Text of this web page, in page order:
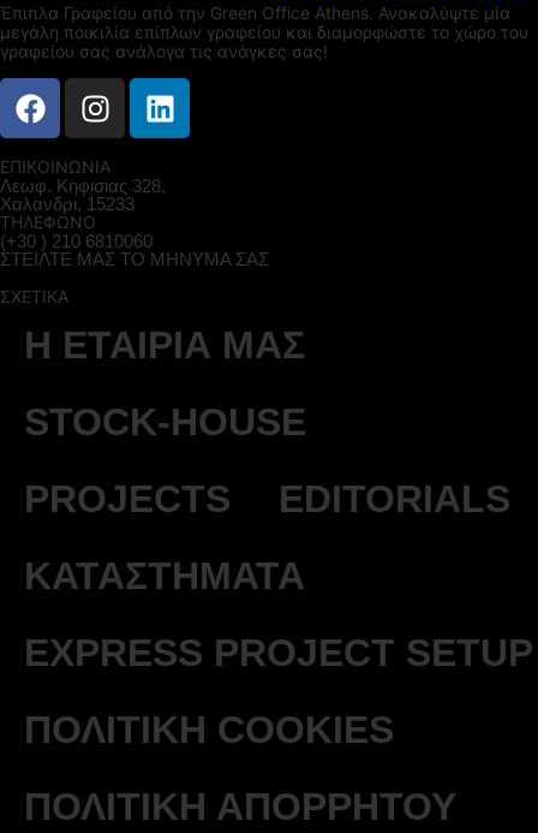
Έπιπλα Γραφείου από την Green Office Athens. Ανακαλύψτε μία
μεγάλη ποικιλία επίπλων γραφείου και διαμορφώστε το χώρο του
γραφείου σας ανάλογα τις ανάγκες σας!
ΕΠΙΚΟΙΝΩΝΙΑ
Λεωφ. Κηφισιας 328,
Χαλανδρι, 15233
ΤΗΛΕΦΩΝΟ
(+30 ) 210 6810060
ΣΤΕΙΛΤΕ ΜΑΣ ΤΟ ΜΗΝΥΜΑ ΣΑΣ
ΣΧΕΤΙΚΑ
Η ΕΤΑΙΡΊΑ ΜΑΣ
STOCK-HOUSE
PROJECTS
EDITORIALS
ΚΑΤΑΣΤΉΜΑΤΑ
EXPRESS PROJECT SETUP
ΠΟΛΙΤΙΚΉ COOKIES
ΠΟΛΙΤΙΚΉ ΑΠΟΡΡΉΤΟΥ